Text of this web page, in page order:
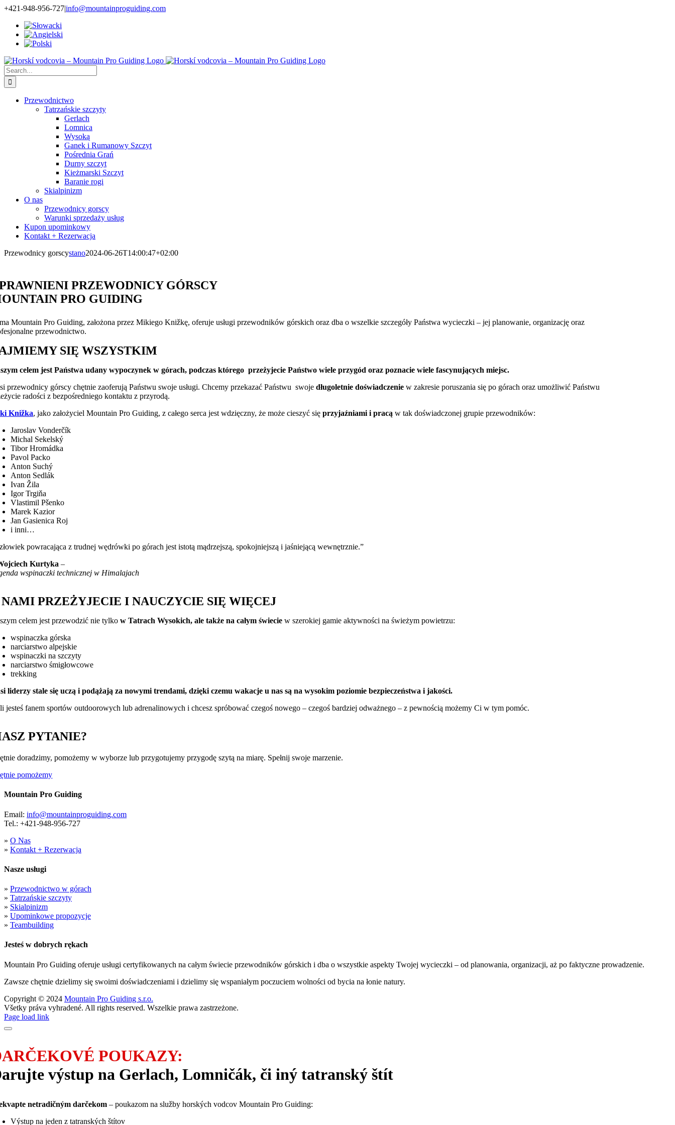
Skip
content
+421-948-956-727|info@mountainproguiding.com
Search
for:
Przewodnictwo
Tatrzańskie szczyty
Gerlach
Lomnica
Wysoką
Ganek i Rumanowy Szczyt
Pośrednia Grań
Durny szczyt
Kieżmarski Szczyt
Baranie rogi
Skialpinizm
O nas
Przewodnicy gorscy
Warunki sprzedaży usług
Kupon upominkowy
Kontakt + Rezerwacja
Przewodnicy gorscystano2024-06-26T14:00:47+02:00
PRZEWODNICY GÓRSCY
PRO GUIDING
Mountain Pro Guiding, założona przez Mikiego Knižkę, oferuje usługi przewodników górskich oraz dba o wszelkie szczegóły Państwa wycieczki – jej planowanie, organizację oraz
przewodnictwo.
SIĘ WSZYSTKIM
celem jest Państwa udany wypoczynek w górach, podczas którego przeżyjecie Państwo wiele przygód oraz poznacie wiele fascynujących miejsc.
przewodnicy górscy chętnie zaoferują Państwu swoje usługi. Chcemy przekazać Państwu swojedługoletnie doświadczenie w zakresie poruszania się po górach oraz umożliwić Państwu
radości z bezpośredniego kontaktu z przyrodą.
Knižka, jako założyciel Mountain Pro Guiding, z całego serca jest wdzięczny, że może cieszyć sięprzyjaźniami i pracą w tak doświadczonej grupie przewodników:
Jaroslav Vonderčík
Michal Sekelský
Tibor Hromádka
Pavol Packo
Anton Suchý
Anton Sedlák
Ivan Žila
Igor Trgiňa
Vlastimil Pšenko
Marek Kazior
Jan Gasienica Roj
i inni…
powracająca z trudnej wędrówki po górach jest istotą mądrzejszą, spokojniejszą i jaśniejącą wewnętrznie.”
Kurtyka –
wspinaczki technicznej w Himalajach
PRZEŻYJECIE I NAUCZYCIE SIĘ WIĘCEJ
celem jest przewodzić nie tylkow Tatrach Wysokich, ale także na całym świecie w szerokiej gamie aktywności na świeżym powietrzu:
wspinaczka górska
narciarstwo alpejskie
wspinaczki na szczyty
narciarstwo śmigłowcowe
trekking
liderzy stale się uczą i podążają za nowymi trendami, dzięki czemu wakacje u nas są na wysokim poziomie bezpieczeństwa i jakości.
jesteś fanem sportów outdoorowych lub adrenalinowych i chcesz spróbować czegoś nowego – czegoś bardziej odważnego – z pewnością możemy Ci w tym pomóc.
PYTANIE?
doradzimy, pomożemy w wyborze lub przygotujemy przygodę szytą na miarę. Spełnij swoje marzenie.
pomożemy
Mountain Pro Guiding
Email: info@mountainproguiding.com
Tel.: +421-948-956-727
» O Nas
» Kontakt + Rezerwacja
Nasze usługi
» Przewodnictwo w górach
» Tatrzańskie szczyty
» Skialpinizm
» Upominkowe propozycje
» Teambuilding
Jesteś w dobrych rękach
Mountain Pro Guiding oferuje usługi certyfikowanych na całym świecie przewodników górskich i dba o wszystkie aspekty Twojej wycieczki – od planowania, organizacji, aż po faktyczne prowadzenie.
Zawsze chętnie dzielimy się swoimi doświadczeniami i dzielimy się wspaniałym poczuciem wolności od bycia na łonie natury.
Copyright © 2024 Mountain Pro Guiding s.r.o.
Všetky práva vyhradené. All rights reserved. Wszelkie prawa zastrzeżone.
Facebook
Instagram
Page load link
POUKAZY:
výstup na Gerlach, Lomničák, či iný tatranský štít
netradičným darčekom– poukazom na služby horských vodcov Mountain Pro Guiding:
Výstup na jeden z tatranských štítov